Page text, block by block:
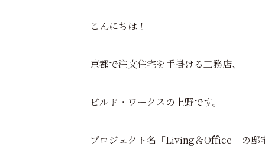
こんにちは！
京都で注文住宅を手掛ける工務店、
ビルド・ワークスの上野です。
プロジェクト名「Living＆Office」の邸